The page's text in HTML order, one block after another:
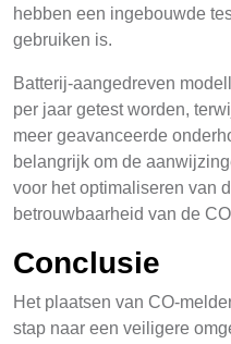
hebben een ingebouwde
gebruiken is.
Batterij-aangedreven
per jaar getest worden,
meer geavanceerde
belangrijk om de
voor het optimaliseren van
betrouwbaarheid van de
Conclusie
Het plaatsen van CO-
stap naar een veiligere